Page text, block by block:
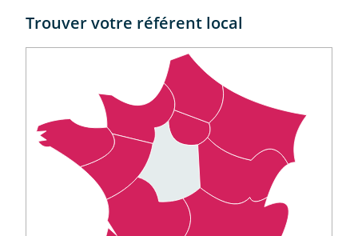
Trouver votre référent local